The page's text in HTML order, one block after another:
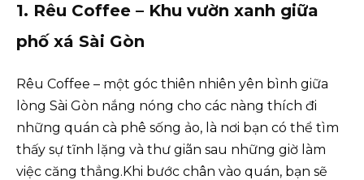
1. Rêu Coffee – Khu vườn xanh giữa
phố xá Sài Gòn
Rêu Coffee – một góc thiên nhiên yên bình giữa
lòng Sài Gòn nắng nóng cho các nàng thích đi
những quán cà phê sống ảo, là nơi bạn có thể tìm
thấy sự tĩnh lặng và thư giãn sau những giờ làm
việc căng thẳng.Khi bước chân vào quán, bạn sẽ